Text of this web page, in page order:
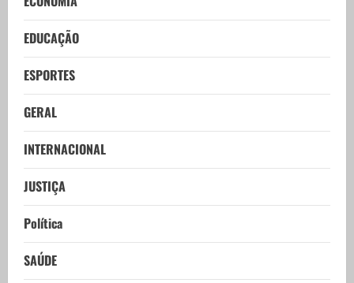
EDUCAÇÃO
ESPORTES
GERAL
INTERNACIONAL
JUSTIÇA
Política
SAÚDE